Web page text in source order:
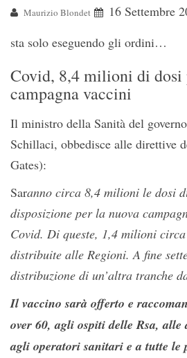
Maurizio Blondet
16 Settembre
sta solo eseguendo gli ordini…
Covid, 8,4 milioni di dosi
campagna vaccini
Il ministro della Sanità del
Schillaci, obbedisce alle direttive
Gates):
Saranno circa 8,4 milioni le dosi
disposizione per la nuova
Covid. Di queste, 1,4 milioni
distribuite alle Regioni. A fine
distribuzione di un’altra tranche
Il vaccino sarà offerto e
over 60, agli ospiti delle Rsa, alle
agli operatori sanitari e a tutte le